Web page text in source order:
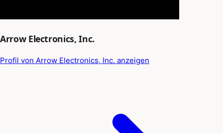
Arrow Electronics, Inc.
Profil von Arrow Electronics, Inc. anzeigen